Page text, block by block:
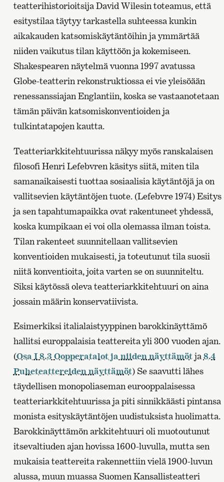
teatterihistorioitsija David Wilesin toteamus, että
esitystilaa täytyy tarkastella suhteessa kunkin
aikakauden katsomiskäytäntöihin ja ymmärtää
niiden vaikutus tilan käyttöön ja kokemiseen.
Shakespearen näytelmä vuonna 1997 avatussa
Globe-teatterin rekonstruktiossa ei vie yleisöään
renessanssiajan Englantiin, koska se vastaanotetaan
tämän päivän katsomiskonventioiden ja
tulkintatapojen kautta.
Teatteriarkkitehtuurissa näkyy myös ranskalaisen
filosofi Henri Lefebvren käsitys siitä, miten tila
samanaikaisesti tuottaa sosiaalisia käytäntöjä ja on
vallitsevien käytäntöjen tuote. (Lefebvre 1974) Esitys
ja sen tapahtumapaikka ovat rakentuneet yhdessä,
koska kumpikaan ei voi olla olemassa ilman toista.
Tilan rakenteet suunnitellaan vallitsevien
konventioiden mukaisesti, ja toteutunut tila suosii
niitä konventioita, joita varten se on suunniteltu.
Siksi käytössä oleva teatteriarkkitehtuuri on aina
jossain määrin konservatiivista.
Esimerkiksi italialaistyyppinen barokkinäyttämö
hallitsi europpalaisia teattereita yli 300 vuoden ajan.
(Osa I 8.3 Oopperatalot ja niiden näyttämötja8.4
Puheteattereiden näyttämöt) Se saavutti lähes
täydellisen monopoliaseman eurooppalaisessa
teatteriarkkitehtuurissa ja piti sinnikkäästi pintansa
monista esityskäytäntöjen uudistuksista huolimatta.
Barokkinäyttämön arkkitehtuuri oli muotoutunut
itsevaltiuden ajan hovissa 1600-luvulla, mutta sen
mukaisia teattereita rakennettiin vielä 1900-luvun
alussa, muun muassa Suomen Kansallisteatteri